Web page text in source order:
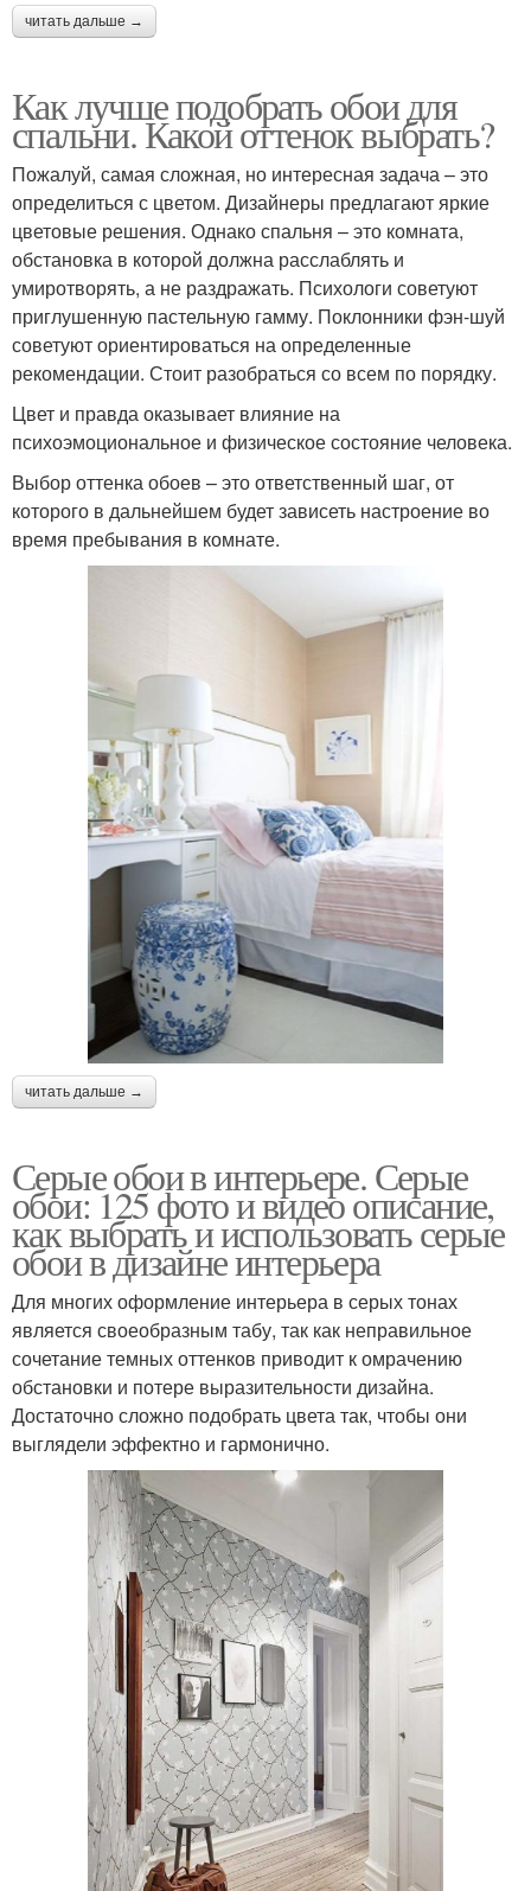
читать дальше →
Как лучше подобрать обои для
спальни. Какой оттенок выбрать?
Пожалуй, самая сложная, но интересная задача – это
определиться с цветом. Дизайнеры предлагают яркие
цветовые решения. Однако спальня – это комната,
обстановка в которой должна расслаблять и
умиротворять, а не раздражать. Психологи советуют
приглушенную пастельную гамму. Поклонники фэн-шуй
советуют ориентироваться на определенные
рекомендации. Стоит разобраться со всем по порядку.
Цвет и правда оказывает влияние на
психоэмоциональное и физическое состояние человека.
Выбор оттенка обоев – это ответственный шаг, от
которого в дальнейшем будет зависеть настроение во
время пребывания в комнате.
читать дальше →
Серые обои в интерьере. Серые
обои: 125 фото и видео описание,
как выбрать и использовать серые
обои в дизайне интерьера
Для многих оформление интерьера в серых тонах
является своеобразным табу, так как неправильное
сочетание темных оттенков приводит к омрачению
обстановки и потере выразительности дизайна.
Достаточно сложно подобрать цвета так, чтобы они
выглядели эффектно и гармонично.